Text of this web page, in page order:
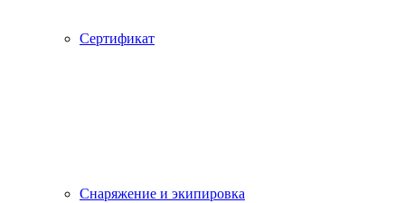
Сертификат
Снаряжение и экипировка